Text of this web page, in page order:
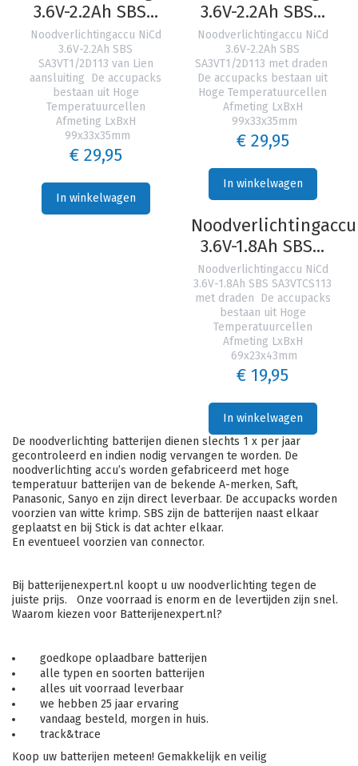
3.6V-2.2Ah SBS...
Noodverlichtingaccu NiCd
3.6V-2.2Ah SBS
SA3VT1/2D113 van Lien
aansluiting De accupacks
bestaan uit Hoge
Temperatuurcellen
Afmeting LxBxH
99x33x35mm
€ 29,95
In winkelwagen
3.6V-2.2Ah SBS...
Noodverlichtingaccu NiCd
3.6V-2.2Ah SBS
SA3VT1/2D113 met draden
De accupacks bestaan uit
Hoge Temperatuurcellen
Afmeting LxBxH
99x33x35mm
€ 29,95
In winkelwagen
Noodverlichtingaccu
3.6V-1.8Ah SBS...
Noodverlichtingaccu NiCd
3.6V-1.8Ah SBS SA3VTCS113
met draden De accupacks
bestaan uit Hoge
Temperatuurcellen
Afmeting LxBxH
69x23x43mm
€ 19,95
In winkelwagen
De noodverlichting batterijen dienen slechts 1 x per jaar
gecontroleerd en indien nodig vervangen te worden. De
noodverlichting accu’s worden gefabriceerd met hoge
temperatuur batterijen van de bekende A-merken, Saft,
Panasonic, Sanyo en zijn direct leverbaar. De accupacks worden
voorzien van witte krimp. SBS zijn de batterijen naast elkaar
geplaatst en bij Stick is dat achter elkaar.
En eventueel voorzien van connector.
Bij batterijenexpert.nl koopt u uw noodverlichting tegen de
juiste prijs. Onze voorraad is enorm en de levertijden zijn snel.
Waarom kiezen voor Batterijenexpert.nl?
goedkope oplaadbare batterijen
alle typen en soorten batterijen
alles uit voorraad leverbaar
we hebben 25 jaar ervaring
vandaag besteld, morgen in huis.
track&trace
Koop uw batterijen meteen! Gemakkelijk en veilig